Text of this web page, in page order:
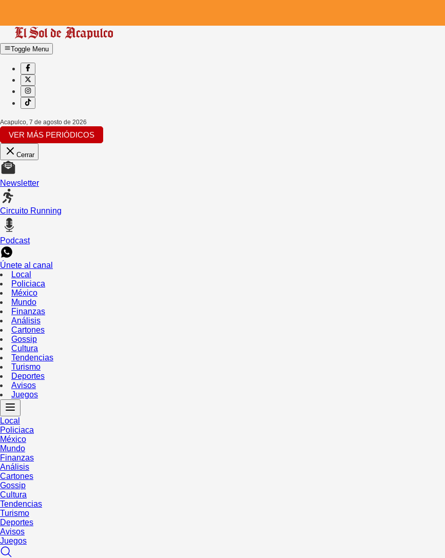
Toggle Menu
Acapulco 7 de agosto de 2026
VER MÁS PERIÓDICOS
Cerrar
Newsletter
Circuito Running
Podcast
Únete al canal
Local
Policiaca
México
Mundo
Finanzas
Análisis
Cartones
Gossip
Cultura
Tendencias
Turismo
Deportes
Avisos
Juegos
Local
Policiaca
México
Mundo
Finanzas
Análisis
Cartones
Gossip
Cultura
Tendencias
Turismo
Deportes
Avisos
Juegos